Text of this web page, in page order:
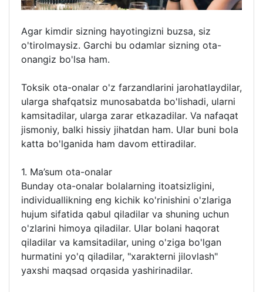
Agar kimdir sizning hayotingizni buzsa, siz
o'tirolmaysiz. Garchi bu odamlar sizning ota-
onangiz bo'lsa ham.
Toksik ota-onalar o'z farzandlarini jarohatlaydilar,
ularga shafqatsiz munosabatda bo'lishadi, ularni
kamsitadilar, ularga zarar etkazadilar. Va nafaqat
jismoniy, balki hissiy jihatdan ham. Ular buni bola
katta bo'lganida ham davom ettiradilar.
1. Ma’sum ota-onalar
Bunday ota-onalar bolalarning itoatsizligini,
individuallikning eng kichik ko'rinishini o'zlariga
hujum sifatida qabul qiladilar va shuning uchun
o'zlarini himoya qiladilar. Ular bolani haqorat
qiladilar va kamsitadilar, uning o'ziga bo'lgan
hurmatini yo'q qiladilar, "xarakterni jilovlash"
yaxshi maqsad orqasida yashirinadilar.